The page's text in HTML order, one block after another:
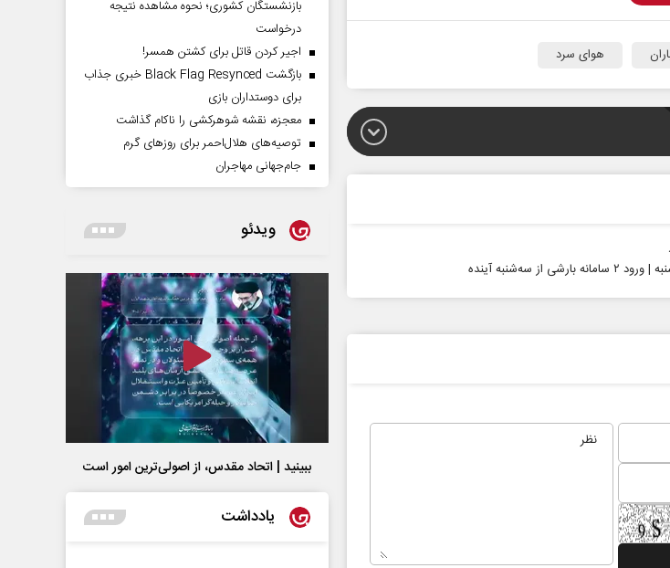
هوای سرد
سه‌شنبه آینده
بازنشستگان کشوری؛ نحوه مشاهده نتیجه
درخواست
اجیر کردن قاتل برای کشتن همسر!
بازگشت Black Flag Resynced خبری جذاب
برای دوستداران بازی
معجزه، نقشه شوهرکشی را ناکام گذاشت
توصیه‌های هلال‌احمر برای روز‌های گرم
جام‌جهانی مهاجران
ویدئو
ببینید | اتحاد مقدس، از اصولی‌ترین امور است
یادداشت